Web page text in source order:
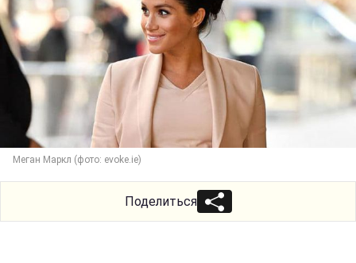
Меган Маркл (фото: evoke.ie)
Поделиться